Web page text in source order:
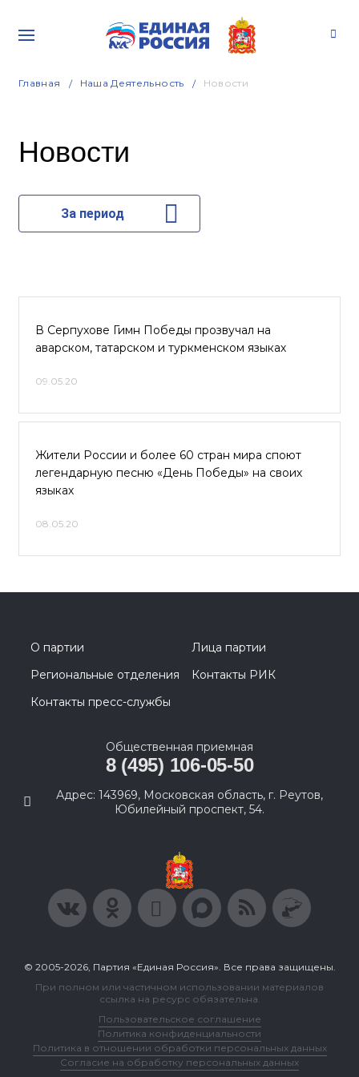
Главная Наша Деятельность Новости
Новости
За период
В Серпухове Гимн Победы прозвучал на
аварском, татарском и туркменском языках
09.05.20
Жители России и более 60 стран мира споют
легендарную песню «День Победы» на своих
языках
08.05.20
О партии
Лица партии
Региональные отделения
Контакты РИК
Контакты пресс-службы
Общественная приемная
8 (495) 106-05-50
Адрес: 143969, Московская область, г. Реутов,
Юбилейный проспект, 54.
© 2005-2026, Партия «Единая Россия». Все права защищены.
При полном или частичном использовании материалов
ссылка на ресурс обязательна.
Пользовательское соглашение
Политика конфиденциальности
Политика в отношении обработки персональных данных
Согласие на обработку персональных данных